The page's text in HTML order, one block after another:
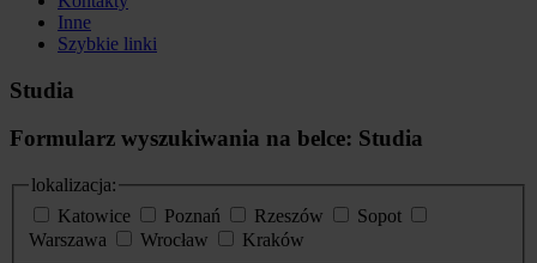
Inne
Szybkie linki
Studia
Formularz wyszukiwania na belce: Studia
lokalizacja:
Katowice
Poznań Rzeszów
Sopot
Warszawa
Wrocław
Kraków